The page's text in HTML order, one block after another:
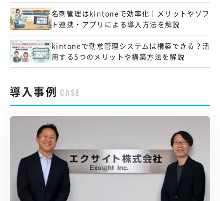
名刺管理はkintoneで効率化｜メリットやソフ
ト連携・アプリによる導入方法を解説
kintoneで勤怠管理システムは構築できる？活
用する5つのメリットや構築方法を解説
導入事例 CASE